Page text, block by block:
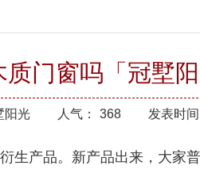
门窗吗「冠墅阳
阳光 人气： 368 发表时间
生产品。新产品出来，大家